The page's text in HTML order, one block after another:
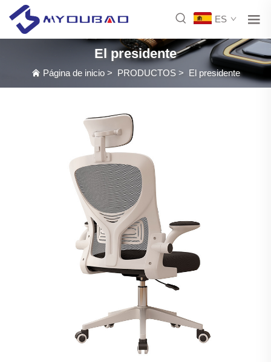
ES
El presidente
Página de inicio> PRODUCTOS> El presidente